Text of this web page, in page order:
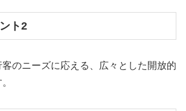
ト2
のニーズに応える、広々とした開放的